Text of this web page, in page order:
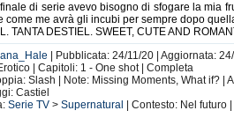
di serie avevo bisogno di sfogare la mia
come me avrà gli incubi per sempre dopo
TANTA DESTIEL. SWEET, CUTE AND
| Pubblicata: 24/11/20 | Aggiornata:
| Capitoli: 1 - One shot | Completa
Slash | Note: Missing Moments, What if? |
Castiel
Serie TV >Supernatural | Contesto: Nel futuro